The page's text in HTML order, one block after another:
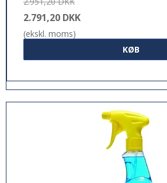
2.791,20 DKK
(ekskl. moms)
KØB